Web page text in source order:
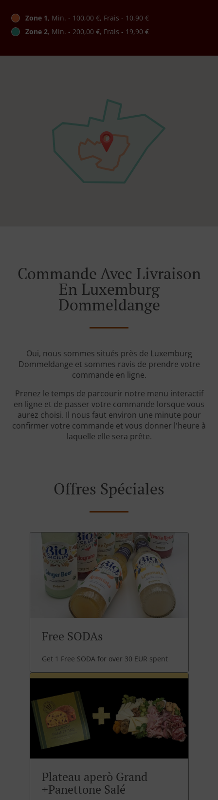
Zone 1, Min. - 100,00 €, Frais - 10,90 €
Zone 2, Min. - 200,00 €, Frais - 19,90 €
Commande Avec Livraison
En Luxemburg
Dommeldange
Oui, nous sommes situés près de Luxemburg
Dommeldange et sommes ravis de prendre votre
commande en ligne.
Prenez le temps de parcourir notre menu interactif
en ligne et de passer votre commande lorsque vous
aurez choisi. Il nous faut environ une minute pour
confirmer votre commande et vous donner l'heure à
laquelle elle sera prête.
Offres Spéciales
Free SODAs
Get 1 Free SODA for over 30 EUR spent
Plateau aperò Grand
+Panettone Salé